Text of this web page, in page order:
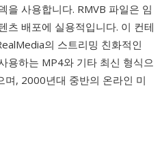
을 사용합니다. RMVB 파일은 임
츠 배포에 실용적입니다. 이 컨테
의 스트리밍 친화적인
용하는 MP4와 기타 최신 형식으
며, 2000년대 중반의 온라인 미